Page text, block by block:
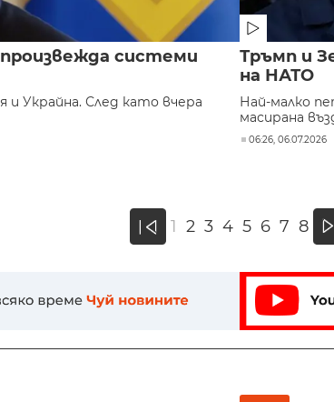
системи
и Украйна. След като вчера
Тръмп и
на НАТО
Най-малко
масирана
06:26, 06.07.2026
« 1 2 3 4 5 6 7 8 »